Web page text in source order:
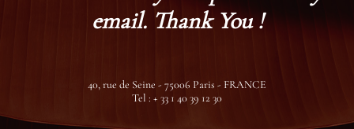
email. Thank You !
40, rue de Seine - 75006 Paris - FRANCE
Tel : + 33 1 40 39 12 30